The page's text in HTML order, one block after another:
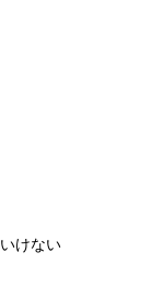
けない